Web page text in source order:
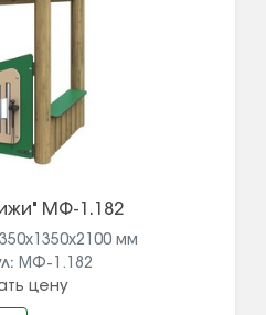
МФ-1.182
мм
МФ-1.182
цену